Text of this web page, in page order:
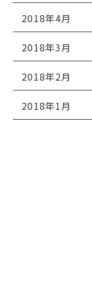
2018年4月
2018年3月
2018年2月
2018年1月